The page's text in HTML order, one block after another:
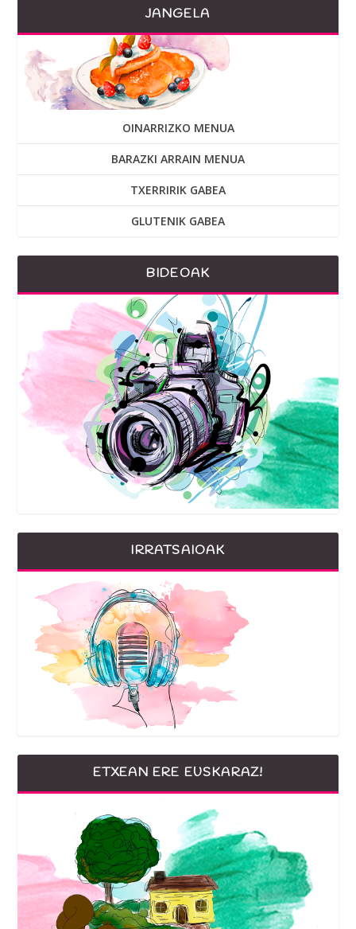
JANGELA
OINARRIZKO MENUA
BARAZKI ARRAIN MENUA
TXERRIRIK GABEA
GLUTENIK GABEA
BIDEOAK
IRRATSAIOAK
ETXEAN ERE EUSKARAZ!